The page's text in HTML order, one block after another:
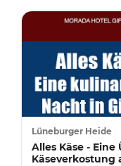
Lüneburger Heide
Alles Käse -
Käseverkostung